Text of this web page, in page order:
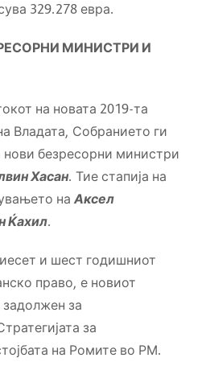
329.278 евра.
МИНИСТРИ И
на новата 2019-та
Владата, Собранието ги
нови безресорни министри
Хасан. Тие стапија на
на Аксел
Ќахил.
и шест годишниот
право, е новиот
за
за
на Ромите во РМ.